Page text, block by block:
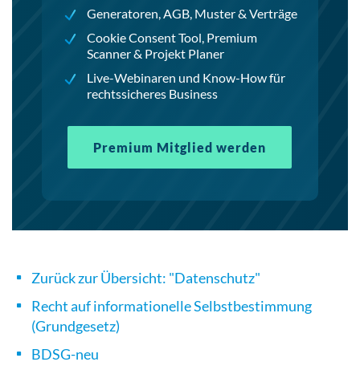
Generatoren, AGB, Muster & Verträge
Cookie Consent Tool, Premium
Scanner & Projekt Planer
Live-Webinaren und Know-How für
rechtssicheres Business
Premium Mitglied werden
Zurück zur Übersicht: "Datenschutz"
Recht auf informationelle Selbstbestimmung
(Grundgesetz)
BDSG-neu